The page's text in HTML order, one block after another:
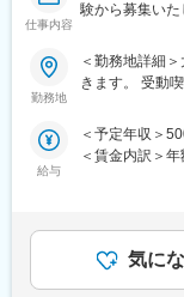
供するグローバ
企業に対して
ディング、コ
製薬、バイオ
客に、各領域
変更の範囲：会
仕事内容
験から募集い
■業務内容：
MSLとは医師
する等の非常
■仕事内容：主
・地区スピーカ
・適用外使用等
勤務地
＜勤務地詳細
きます。 受動
給与
＜予定年収＞
＜賃金内訳＞
であり、選考
定手当を含めた
気に